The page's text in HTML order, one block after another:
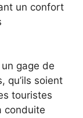
un confort
gage de
qu’ils soient
touristes
conduite